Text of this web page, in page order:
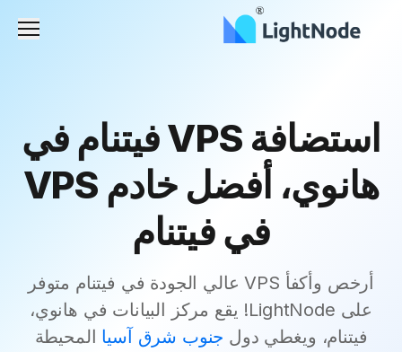
استضافة VPS فيتنام في
هانوي، أفضل خادم VPS
في فيتنام
أرخص وأكفأ VPS عالي الجودة في فيتنام متوفر
على LightNode! يقع مركز البيانات في هانوي،
فيتنام، ويغطي دول جنوب شرق آسيا المحيطة